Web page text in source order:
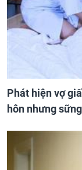
Phát hiện vợ
hôn nhưng